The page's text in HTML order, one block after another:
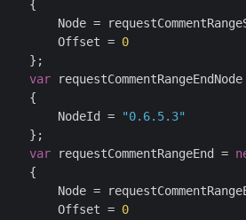
    {
Node =
        Offset =
0
    };
var
    {
        NodeId =
"0.6.5.3"
    };
var requestCommentRangeEnd =
    {
Node =
        Offset =
0